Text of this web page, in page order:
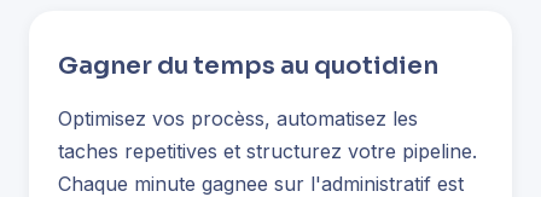
Gagner du temps au quotidien
Optimisez vos procèss, automatisez les
taches repetitives et structurez votre pipeline.
Chaque minute gagnee sur l'administratif est